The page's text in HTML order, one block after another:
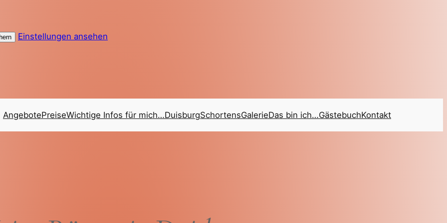
Einstellungen ansehen
AngebotePreiseWichtige Infos für mich…DuisburgSchortensGalerieDas bin ich…GästebuchKontakt